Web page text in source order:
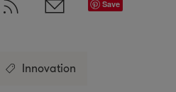
Save
Innovation